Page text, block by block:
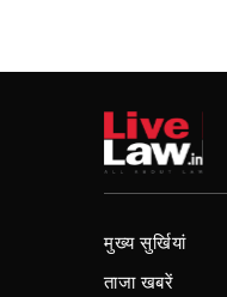
मुख्य सुर्खियां
ताजा खबरें